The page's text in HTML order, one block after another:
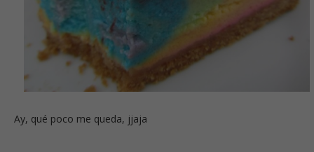
Ay, qué poco me queda, jjaja